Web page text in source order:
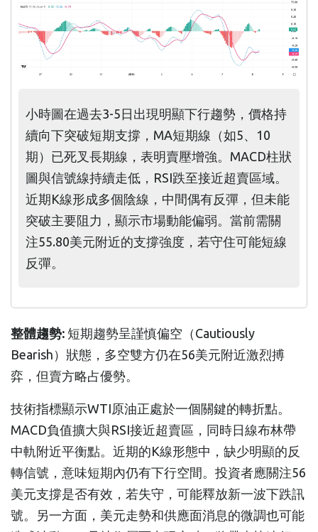
小時圖在過去3-5日出現明顯下行趨勢，價格持
續向下突破短期支撐，MA短期線（如5、10
期）已死叉長期線，表明賣壓增強。MACD柱狀
圖與信號線持續走低，RSI跌至接近超賣區域。
近期K線形成多個陰線，中間偶有反彈，但未能
突破主要阻力，顯示市場動能偏弱。當前需關
注55.80美元附近的支撐強度，若守住可能短線
反彈。
整體趨勢: 短期趨勢呈謹慎偏空（Cautiously
Bearish）狀態，多空雙方仍在56美元附近激烈搏
弈，但賣方略占優勢。
技術指標顯示WTI原油正處於一個關鍵的轉折點。
MACD負值擴大與RSI接近超賣區，同時日線布林帶
中軌附近平衡點。近期的K線形態中，缺少明顯的反
轉信號，意味短期內仍有下行空間。投資者應關注56
美元支撐是否有效，若失守，可能釋放新一波下跌訊
號。另一方面，美元走勢和供應面消息的微調也可能